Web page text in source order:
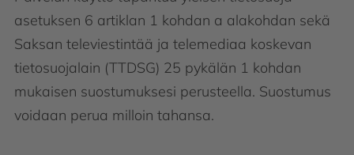
asetuksen 6 artiklan 1 kohdan a alakohdan sekä
Saksan televiestintää ja telemediaa koskevan
tietosuojalain (TTDSG) 25 pykälän 1 kohdan
mukaisen suostumuksesi perusteella. Suostumus
voidaan perua milloin tahansa.